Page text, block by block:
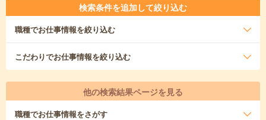
検索条件を追加して絞り込む
職種でお仕事情報を絞り込む
こだわりでお仕事情報を絞り込む
他の検索結果ページを見る
職種でお仕事情報をさがす